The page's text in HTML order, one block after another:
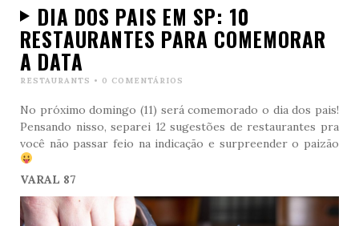
DIA DOS PAIS EM SP: 10
RESTAURANTES PARA COMEMORAR
A DATA
RESTAURANTS • 0 COMENTÁRIOS
No próximo domingo (11) será comemorado o dia dos pais!
Pensando nisso, separei 12 sugestões de restaurantes pra
você não passar feio na indicação e surpreender o paizão
VARAL 87